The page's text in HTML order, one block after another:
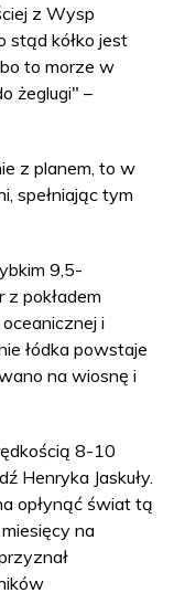
z Wysp
stąd kółko jest
to morze w
żeglugi" –
z planem, to w
spełniając tym
9,5-
pokładem
i
łódka powstaje
na wiosnę i
8-10
Henryka Jaskuły.
opłynąć świat tą
na